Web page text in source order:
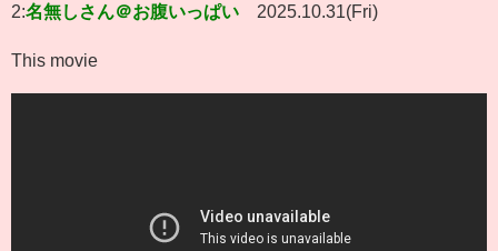
2:名無しさん＠お腹いっぱい 2025.10.31(Fri)
This movie